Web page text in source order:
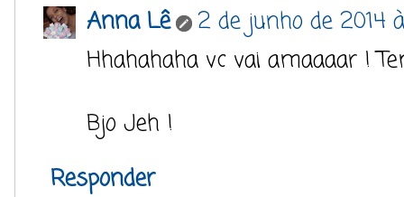
Anna Lê
2 de junho de 2014
Hhahahaha vc vai amaaaar !
Bjo Jeh !
Responder